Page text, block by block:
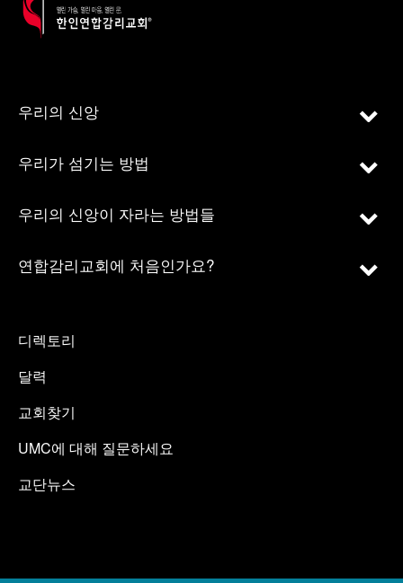
우리의 신앙
우리가 섬기는 방법
우리의 신앙이 자라는 방법들
연합감리교회에 처음인가요?
디렉토리
달력
교회찾기
UMC에 대해 질문하세요
교단뉴스